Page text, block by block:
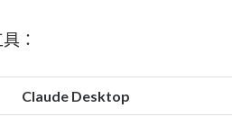
：
Claude Desktop